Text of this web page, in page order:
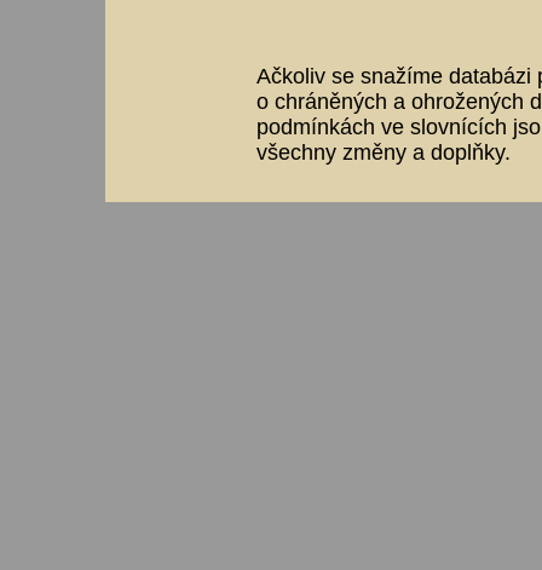
Ačkoliv se snažíme databázi
o chráněných a ohrožených
podmínkách ve slovnících
všechny změny a doplňky.